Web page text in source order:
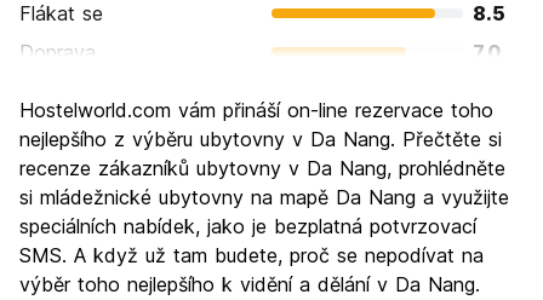
Flákat se
8.5
Doprava
7.0
Kultura
7.3
Noční život
7.1
Hodnota za peníze
7.9
Hostelworld.com vám přináší on-line rezervace toho
nejlepšího z výběru ubytovny v Da Nang. Přečtěte si
recenze zákazníků ubytovny v Da Nang, prohlédněte
si mládežnické ubytovny na mapě Da Nang a využijte
speciálních nabídek, jako je bezplatná potvrzovací
SMS. A když už tam budete, proč se nepodívat na
výběr toho nejlepšího k vidění a dělání v Da Nang.